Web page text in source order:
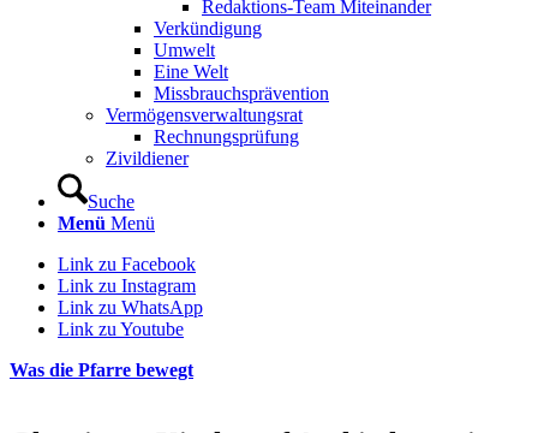
Redaktions-Team Miteinander
Verkündigung
Umwelt
Eine Welt
Missbrauchsprävention
Vermögensverwaltungsrat
Rechnungsprüfung
Zivildiener
Suche
Menü Menü
Link zu Facebook
Link zu Instagram
Link zu WhatsApp
Link zu Youtube
Was die Pfarre bewegt